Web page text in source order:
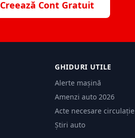
Creează Cont Gratuit
GHIDURI UTILE
Alerte mașină
Amenzi auto 2026
Acte necesare circulație
Știri auto